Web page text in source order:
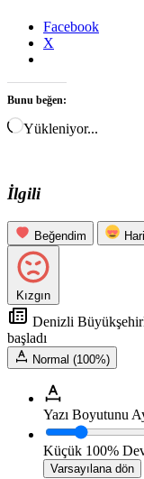
Facebook
X
Bunu beğen:
Yükleniyor...
İlgili
Beğendim
Kızgın
Denizli
başladı
Normal (100%)
Yazı Boyutunu
Küçük 100%
Varsayılana dön